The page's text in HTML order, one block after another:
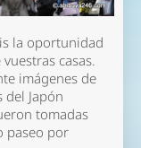
la oportunidad
casas.
imágenes de
Japón
tomadas
paseo por